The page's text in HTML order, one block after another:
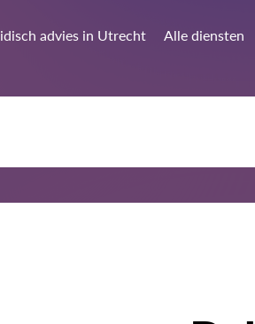
advies in Utrecht Alle diensten